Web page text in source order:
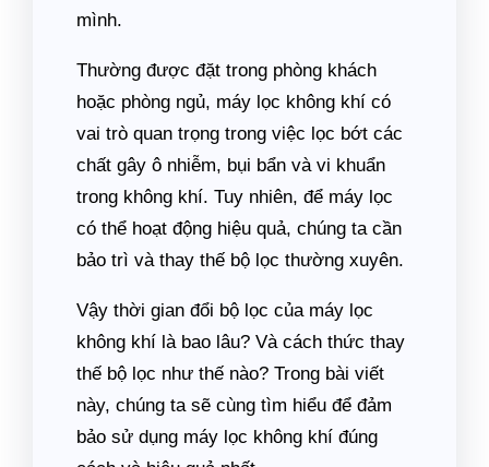
mình.
Thường được đặt trong phòng khách
hoặc phòng ngủ, máy lọc không khí có
vai trò quan trọng trong việc lọc bớt các
chất gây ô nhiễm, bụi bẩn và vi khuẩn
trong không khí. Tuy nhiên, để máy lọc
có thể hoạt động hiệu quả, chúng ta cần
bảo trì và thay thế bộ lọc thường xuyên.
Vậy thời gian đổi bộ lọc của máy lọc
không khí là bao lâu? Và cách thức thay
thế bộ lọc như thế nào? Trong bài viết
này, chúng ta sẽ cùng tìm hiểu để đảm
bảo sử dụng máy lọc không khí đúng